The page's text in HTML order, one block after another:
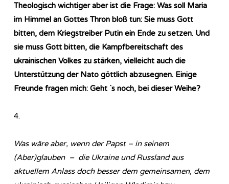
Theologisch wichtiger aber ist die Frage: Was soll Maria
im Himmel an Gottes Thron bloß tun: Sie muss Gott
bitten, dem Kriegstreiber Putin ein Ende zu setzen. Und
sie muss Gott bitten, die Kampfbereitschaft des
ukrainischen Volkes zu stärken, vielleicht auch die
Unterstützung der Nato göttlich abzusegnen. Einige
Freunde fragen mich: Geht `s noch, bei dieser Weihe?
4.
Was wäre aber, wenn der Papst – in seinem
(Aber)glauben – die Ukraine und Russland aus
aktuellem Anlass doch besser dem gemeinsamen, dem